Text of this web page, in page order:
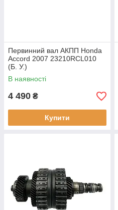
Первинний вал АКПП Honda
Accord 2007 23210RCL010
(Б. У.)
В наявності
4 490 ₴
Купити